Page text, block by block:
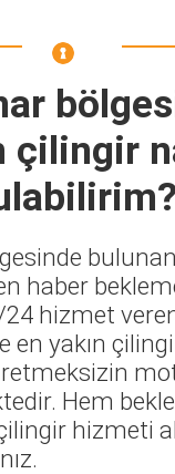
çilingir
haber
hizmet
en yakın
Hem
hizmeti